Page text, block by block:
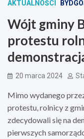
AKTUALNOŚCI
Wójt gminy
protestu
20 marca 2024
Mimo wydanego
protestu, rolnicy z
zdecydowali się na
pierwszych